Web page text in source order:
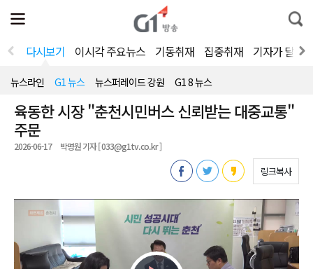
전
체
뉴
열
통
합
색
다시보기 이시각 주요뉴스 기동취재 집중취재 기자가 달려
뉴스라인 G1 뉴스 뉴스퍼레이드 강원 G1 8 뉴스
육동한 시장 "춘천시민버스 신뢰받는 대중교통"
주문
2026-06-17 박명원 기자 [ 033@g1tv.co.kr ]
링크복사